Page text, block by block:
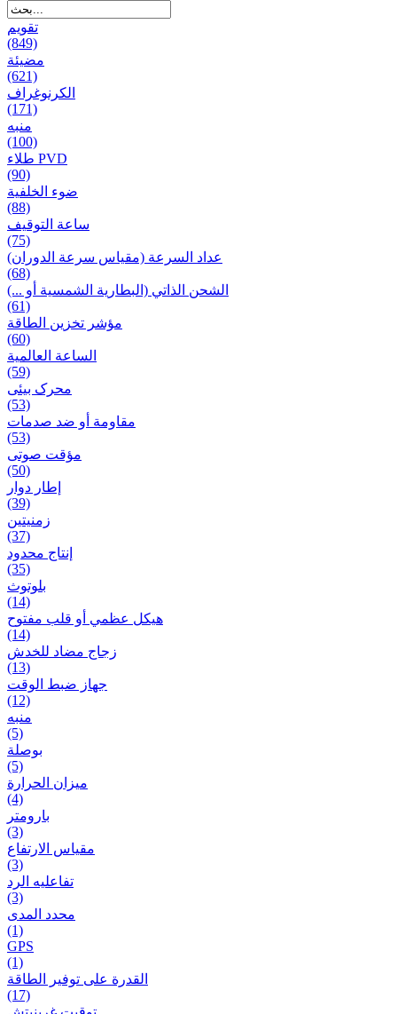
تقويم
(849)
مضيئة
(621)
الكرنوغراف
(171)
منبه
(100)
طلاء PVD
(90)
ضوء الخلفية
(88)
ساعة التوقيف
(75)
عداد السرعة (مقياس سرعة الدوران)
(68)
الشحن الذاتي (البطارية الشمسية أو ...)
(61)
مؤشر تخزين الطاقة
(60)
الساعة العالمية
(59)
محرک بیئی
(53)
مقاومة أو ضد صدمات
(53)
مؤقت صوتی
(50)
إطار دوار
(39)
زمنیتین
(37)
إنتاج محدود
(35)
بلوتوث
(14)
هيكل عظمي أو قلب مفتوح
(14)
زجاج مضاد للخدش
(13)
جهاز ضبط الوقت
(12)
منبه
(5)
بوصلة
(5)
ميزان الحرارة
(4)
بارومتر
(3)
مقياس الارتفاع
(3)
تفاعلیه الرد
(3)
محدد المدى
(1)
GPS
(1)
القدرة على توفير الطاقة
(17)